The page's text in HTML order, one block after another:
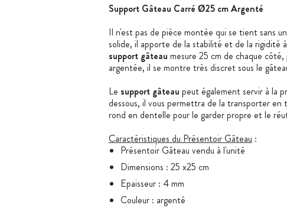
Support Gâteau Carré Ø25 cm Argenté
Il n'est pas de pièce montée qui se tient sans un
solide, il apporte de la stabilité et de la rigidité
support gâteau mesure 25 cm de chaque
argentée, il se montre très discret sous le
Le support gâteau peut également servir à la
dessous, il vous permettra de la transporter en
rond en dentelle pour le garder propre et le
Caractéristiques du Présentoir Gâteau :
Présentoir Gâteau vendu à l'unité
Dimensions : 25 x25 cm
Epaisseur : 4 mm
Couleur : argenté